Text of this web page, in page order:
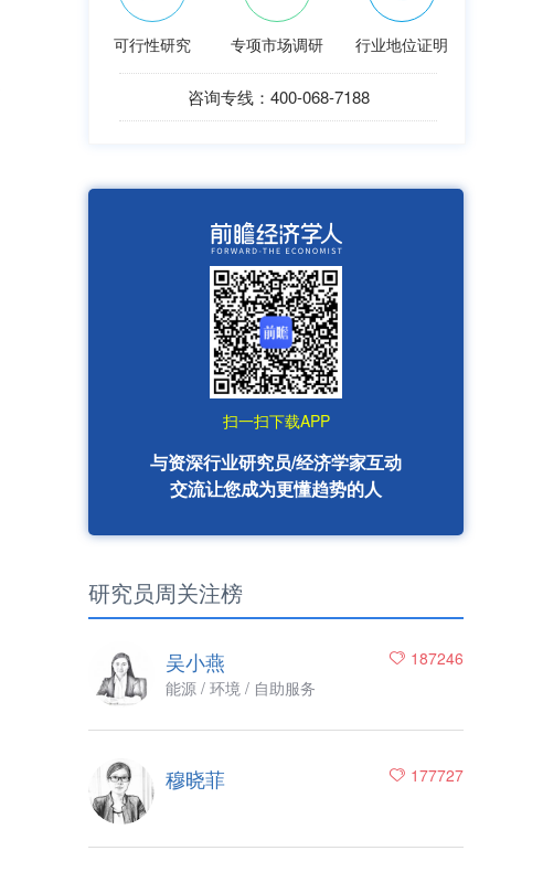
可行性研究 专项市场调研 行业地位证明
咨询专线：400-068-7188
扫一扫下载APP
与资深行业研究员/经济学家互动
交流让您成为更懂趋势的人
研究员周关注榜
187246
吴小燕
能源 / 环境 / 自助服务
177727
穆晓菲